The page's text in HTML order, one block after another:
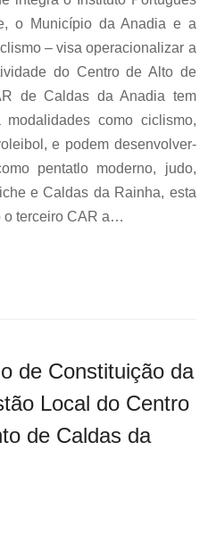
o Município da Anadia e a
– visa operacionalizar a
do Centro de Alto de
de Caldas da Anadia tem
como ciclismo,
e podem desenvolver-
pentatlo moderno, judo,
e Caldas da Rainha, esta
o terceiro CAR a…
de Constituição da
Local do Centro
de Caldas da